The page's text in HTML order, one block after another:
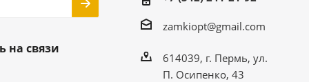
на связи
zamkiopt@gmail.com
614039, г. Пермь, ул.
П. Осипенко, 43